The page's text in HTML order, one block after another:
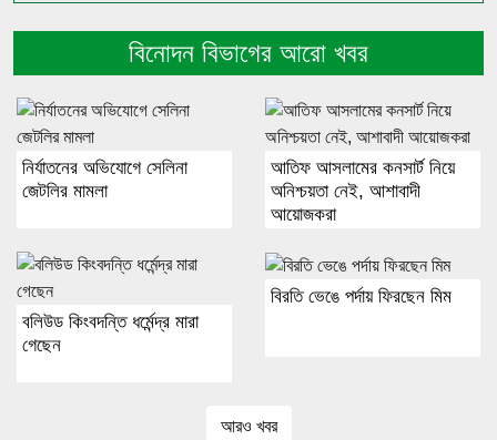
বিনোদন বিভাগের আরো খবর
নির্যাতনের অভিযোগে সেলিনা
জেটলির মামলা
আতিফ আসলামের কনসার্ট নিয়ে
অনিশ্চয়তা নেই, আশাবাদী
আয়োজকরা
বলিউড কিংবদন্তি ধর্মেন্দ্র মারা
গেছেন
বিরতি ভেঙে পর্দায় ফিরছেন মিম
আরও খবর